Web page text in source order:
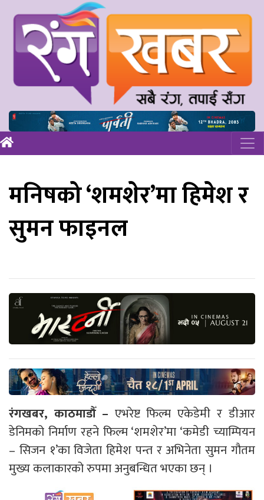
मनिषको ‘शमशेर’मा हिमेश र
सुमन फाइनल
रंगखबर, काठमाडौँ – एभरेष्ट फिल्म एकेडेमी र डीआर
डेनिमको निर्माण रहने फिल्म ‘शमशेर’मा ‘कमेडी च्याम्पियन
– सिजन १’का विजेता हिमेश पन्त र अभिनेता सुमन गौतम
मुख्य कलाकारको रुपमा अनुबन्धित भएका छन् ।